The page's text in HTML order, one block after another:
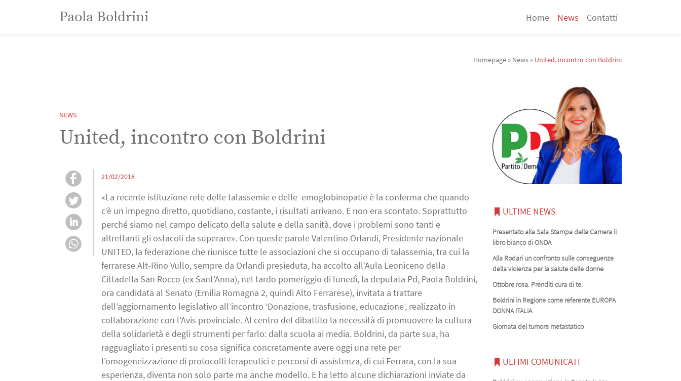
Paola BoldriniPaola Boldrini Home News Contatti
Homepage » News » United, incontro con Boldrini
NEWS
United, incontro con Boldrini
21/02/2018
«La recente istituzione rete delle talassemie e delle emoglobinopatie è la conferma che quando
c’è un impegno diretto, quotidiano, costante, i risultati arrivano. E non era scontato. Soprattutto
perché siamo nel campo delicato della salute e della sanità, dove i problemi sono tanti e
altrettanti gli ostacoli da superare». Con queste parole Valentino Orlandi, Presidente nazionale
UNITED, la federazione che riunisce tutte le associazioni che si occupano di talassemia, tra cui la
ferrarese Alt-Rino Vullo, sempre da Orlandi presieduta, ha accolto all’Aula Leoniceno della
Cittadella San Rocco (ex Sant’Anna), nel tardo pomeriggio di lunedì, la deputata Pd, Paola Boldrini,
ora candidata al Senato (Emilia Romagna 2, quindi Alto Ferrarese), invitata a trattare
dell’aggiornamento legislativo all’incontro ‘Donazione, trasfusione, educazione’, realizzato in
collaborazione con l’Avis provinciale. Al centro del dibattito la necessità di promuovere la cultura
della solidarietà e degli strumenti per farlo: dalla scuola ai media. Boldrini, da parte sua, ha
ragguagliato i presenti su cosa significa concretamente avere oggi una rete per
l’omogeneizzazione di protocolli terapeutici e percorsi di assistenza, di cui Ferrara, con la sua
esperienza, diventa non solo parte ma anche modello. E ha letto alcune dichiarazioni inviate da
ULTIME NEWS
Presentato alla Sala Stampa della Camera il
libro bianco di ONDA
Alla Rodari un confronto sulle conseguenze
della violenza per la salute delle donne
Ottobre rosa. Prenditi cura di te.
Boldrini in Regione come referente EUROPA
DONNA ITALIA
Giornata del tumore metastatico
ULTIMI COMUNICATI